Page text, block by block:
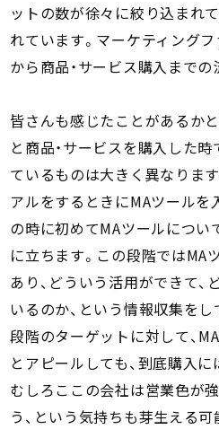
ットの数が徐々に絞り込まれ
れています。マーケティング
から商品・サービス購入まで
皆さんも感じたことがあるか
と商品・サービスを購入した
ているものは大きく異なりま
アルをするときにMAツールを
の時に初めてMAツールについ
に立ちます。この段階ではMA
あり、どういう活用ができて
いるのか、という情報収集を
段階のターゲットに対して、
とアピールしても、到底購入
むしろここの会社は営業色が
う、という気持ちも芽生える可